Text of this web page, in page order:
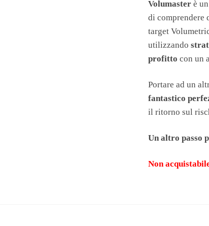
Volumaster è
di comprendere
target
utilizzando
profitto con un
Portare ad un
fantastico
il ritorno sul
Un altro passo
Non